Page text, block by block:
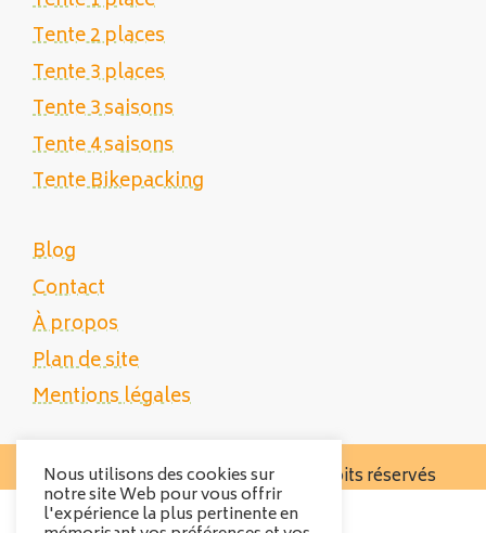
Tente 2 places
Tente 3 places
Tente 3 saisons
Tente 4 saisons
Tente Bikepacking
Blog
Contact
À propos
Plan de site
Mentions légales
Copyright 2025 Tente Trek - Tous droits réservés
Nous utilisons des cookies sur
notre site Web pour vous offrir
l'expérience la plus pertinente en